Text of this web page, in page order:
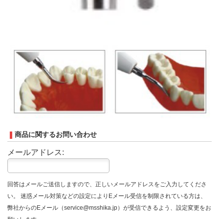
商品に関するお問い合わせ
メールアドレス:
回答はメールご送信しますので、正しいメールアドレスをご入力してくださ
い。 迷惑メール対策などの設定によりEメール受信を制限されている方は、
弊社からのEメール（service@msshika.jp）が受信できるよう、設定変更をお